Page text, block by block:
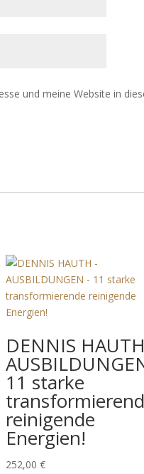
AUSBILDUNGEN
– 11 starke
transformierende
reinigende
Energien!
252,00€